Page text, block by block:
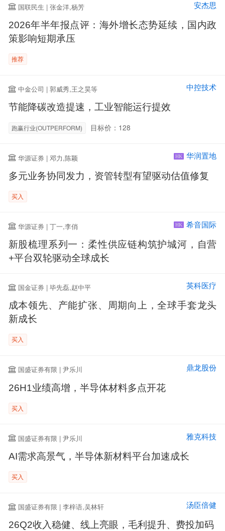
国联民生 | 张金洋,杨芳 安杰思
2026年半年报点评：海外增长态势延续，国内政
策影响短期承压
推荐
中金公司 | 郭威秀,王之昊等 中控技术
节能降碳改造提速，工业智能运行提效
跑赢行业(OUTPERFORM) 目标价：128
华源证券 | 邓力,陈颖 HK 华润置地
多元业务协同发力，资管转型有望驱动估值修复
买入
华源证券 | 丁一,李俏 HK 希音国际
新股梳理系列一：柔性供应链构筑护城河，自营
+平台双轮驱动全球成长
国金证券 | 毕先磊,赵中平 英科医疗
成本领先、产能扩张、周期向上，全球手套龙头
新成长
买入
国盛证券有限 | 尹乐川 鼎龙股份
26H1业绩高增，半导体材料多点开花
买入
国盛证券有限 | 尹乐川 雅克科技
AI需求高景气，半导体新材料平台加速成长
买入
国盛证券有限 | 李梓语,吴林轩 汤臣倍健
26Q2收入稳健、线上亮眼，毛利提升、费投加码